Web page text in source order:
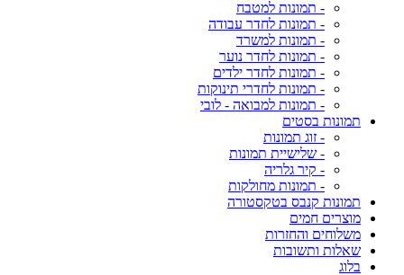
- תמונות למטבח
- תמונות לחדר עבודה
- תמונות למשרד
- תמונות לחדר נוער
- תמונות לחדר ילדים
- תמונות לחדרי תינוקות
- תמונות למבואה - לובי
תמונות בסטים
- זוג תמונות
- שלישיית תמונות
- קיר גלריה
- תמונות מחולקות
תמונות קנבס בטקסטורה
מוצרים חמים
משלוחים והחזרות
שאלות ותשובות
בלוג